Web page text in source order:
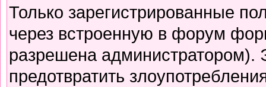
Только зарегистрированные
через встроенную в форум
разрешена администратором).
предотвратить